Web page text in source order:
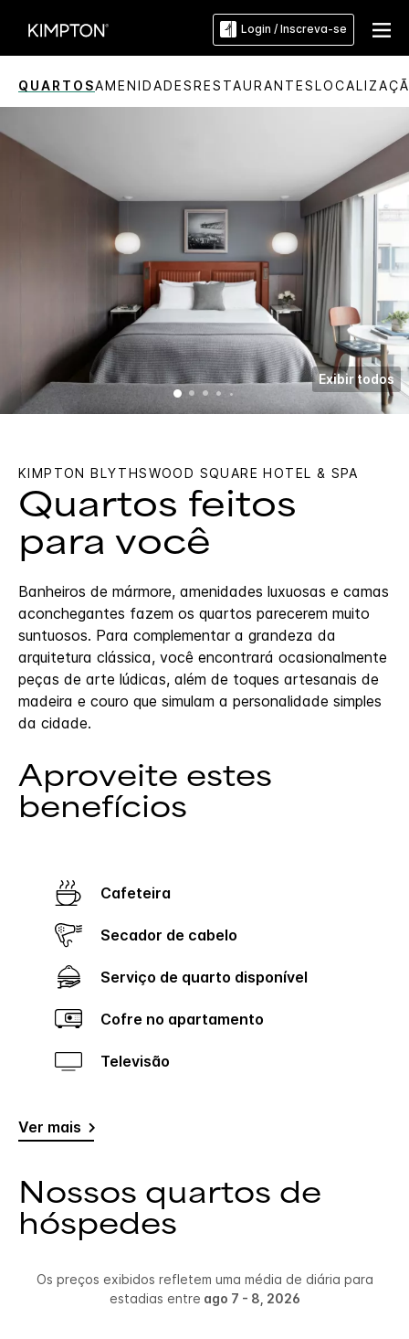
Login / Inscreva-se
QUARTOSAMENIDADESRESTAURANTES
Exibir todos
KIMPTON BLYTHSWOOD SQUARE HOTEL & SPA
Quartos feitos
para você
Banheiros de mármore, amenidades luxuosas e camas
aconchegantes fazem os quartos parecerem muito
suntuosos. Para complementar a grandeza da
arquitetura clássica, você encontrará ocasionalmente
peças de arte lúdicas, além de toques artesanais de
madeira e couro que simulam a personalidade simples
da cidade.
Aproveite estes
benefícios
Cafeteira
Secador de cabelo
Serviço de quarto disponível
Cofre no apartamento
Televisão
Ver mais
Nossos quartos de
hóspedes
Os preços exibidos refletem uma média de diária para
estadias entre ago 7 - 8, 2026